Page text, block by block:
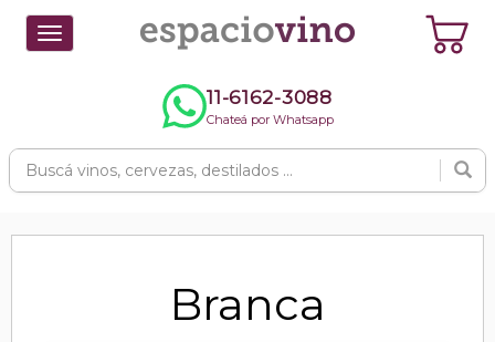
Toggle
navigation
11-6162-3088
Chateá por Whatsapp
Branca